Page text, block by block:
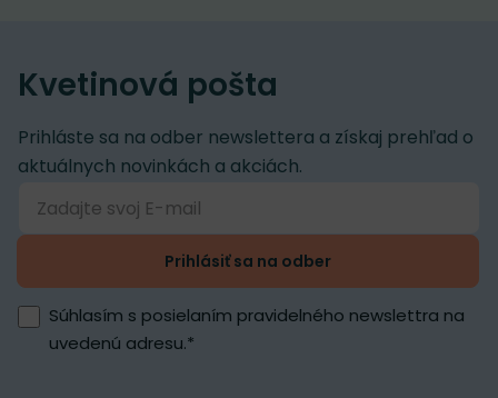
Kvetinová pošta
Prihláste sa na odber newslettera a získaj prehľad o
aktuálnych novinkách a akciách.
Prihlásiť sa na odber
Súhlasím s posielaním pravidelného newslettra na
uvedenú adresu.*